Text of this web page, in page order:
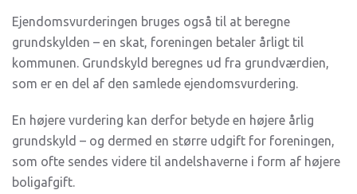
Ejendomsvurderingen bruges også til at beregne
grundskylden – en skat, foreningen betaler årligt til
kommunen. Grundskyld beregnes ud fra grundværdien,
som er en del af den samlede ejendomsvurdering.
En højere vurdering kan derfor betyde en højere årlig
grundskyld – og dermed en større udgift for foreningen,
som ofte sendes videre til andelshaverne i form af højere
boligafgift.